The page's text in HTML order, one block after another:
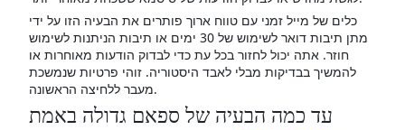
כלים של מייל זמני עם טווח ארוך פותרים את הבעיה הזו על ידי
מתן תיבות דואר לשימוש של 30 ימים או תיבות הניתנות לשימוש
חוזר. אתה יכול לחזור בכל עת כדי לבדוק הודעות מאוחרות או
להמשיך בבדיקות מבלי לאבד היסטוריה. זוהי פרטיות שנמשכת
מעבר ללחיצה הראשונה.
עד כמה הבעיה של ספאם גדולה באמת